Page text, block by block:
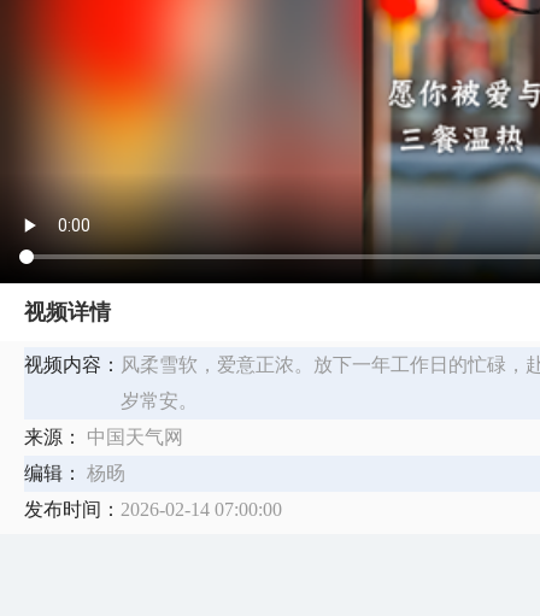
视频详情
视频内容：
风柔雪软，爱意正浓。放下一年工作日的忙碌
岁常安。
来源：
中国天气网
编辑：
杨旸
发布时间： 2026-02-14 07:00:00